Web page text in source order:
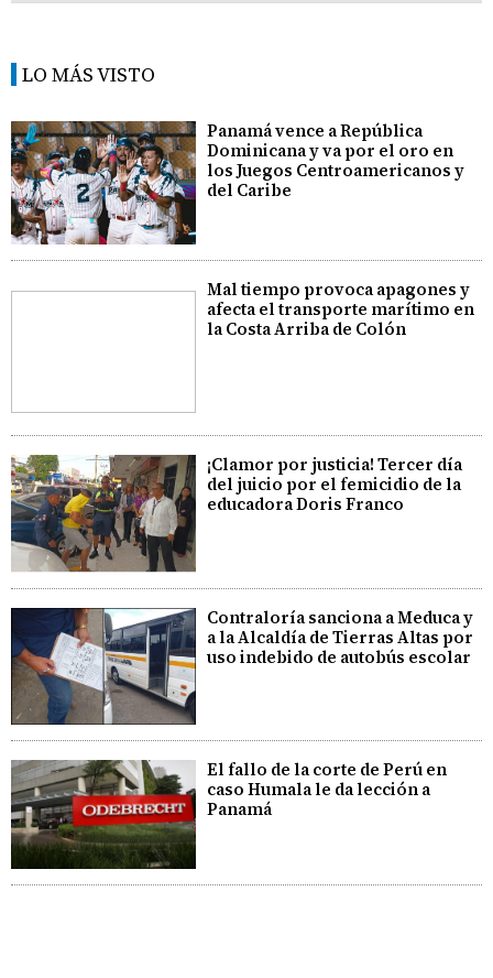
LO MÁS VISTO
Panamá vence a República
Dominicana y va por el oro en
los Juegos Centroamericanos y
del Caribe
Mal tiempo provoca apagones y
afecta el transporte marítimo en
la Costa Arriba de Colón
¡Clamor por justicia! Tercer día
del juicio por el femicidio de la
educadora Doris Franco
Contraloría sanciona a Meduca y
a la Alcaldía de Tierras Altas por
uso indebido de autobús escolar
El fallo de la corte de Perú en
caso Humala le da lección a
Panamá